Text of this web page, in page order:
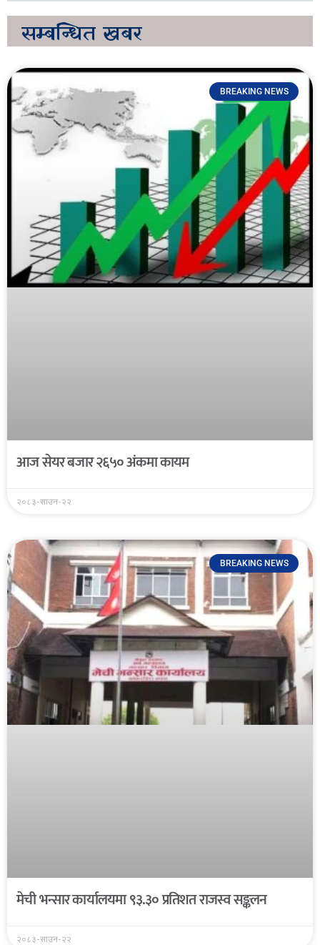
सम्बन्धित खबर
BREAKING NEWS
आज सेयर बजार २६५० अंकमा कायम
२०८३-साउन-२२
BREAKING NEWS
मेची भन्सार कार्यालयमा ९३.३० प्रतिशत राजस्व सङ्कलन
२०८३-साउन-२२